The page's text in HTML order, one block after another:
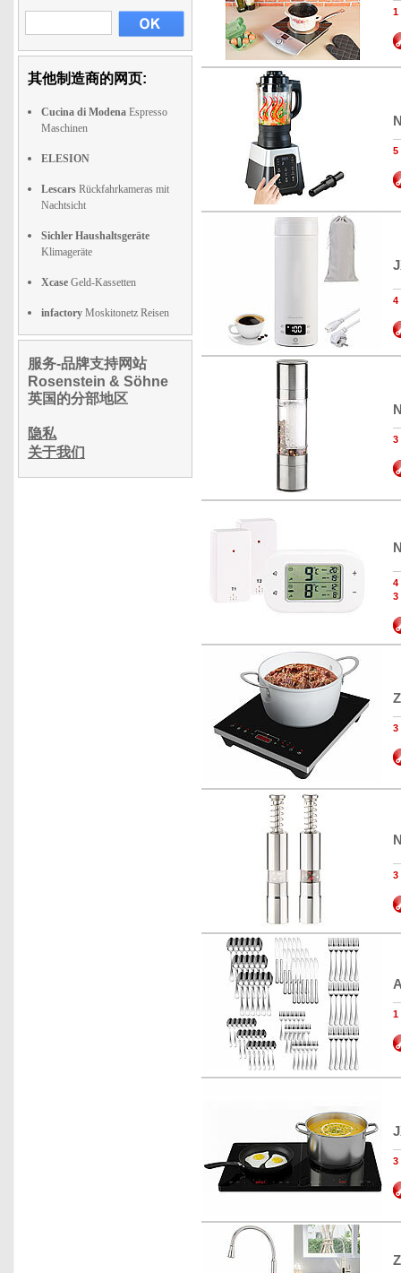
其他制造商的网页:
Cucina di Modena Espresso
Maschinen
ELESION
Lescars Rückfahrkameras mit
Nachtsicht
Sichler Haushaltsgeräte
Klimageräte
Xcase Geld-Kassetten
infactory Moskitonetz Reisen
服务-品牌支持网站
Rosenstein & Söhne
英国的分部地区
隐私
关于我们
1
5
4
3
4
3
3
3
1
3